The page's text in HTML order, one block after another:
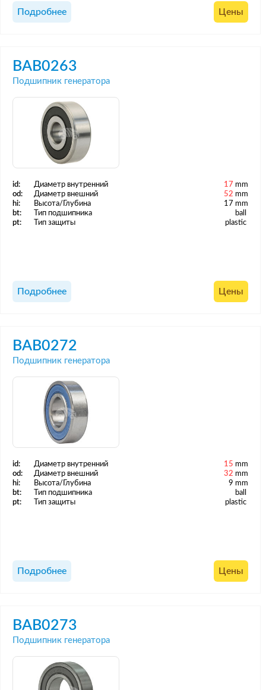
Подробнее Цены
BAB0263
Подшипник генератора
id: Диаметр внутренний 17 mm
od:
Диаметр внешний 52 mm
hi:
Высота/Глубина
17 mm
bt:
Тип подшипника
ball
pt:
Тип защиты plastic
Подробнее Цены
BAB0272
Подшипник генератора
id: Диаметр внутренний 15 mm
od:
Диаметр внешний 32 mm
hi:
Высота/Глубина
9 mm
bt:
Тип подшипника
ball
pt:
Тип защиты plastic
Подробнее Цены
BAB0273
Подшипник генератора